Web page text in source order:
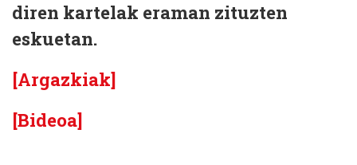
diren kartelak eraman zituzten
eskuetan.
[Argazkiak]
[Bideoa]